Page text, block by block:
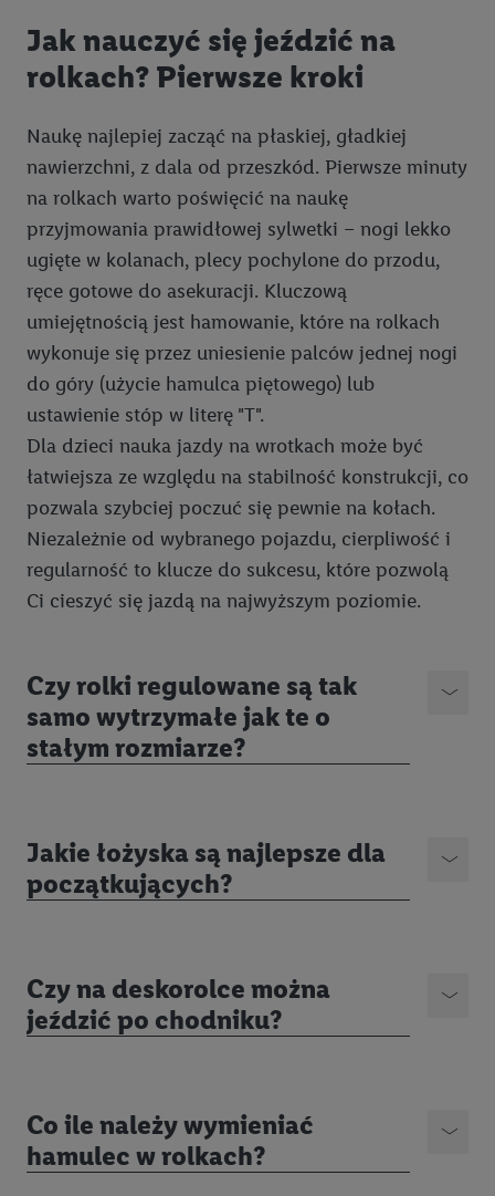
Jak nauczyć się jeździć na
rolkach? Pierwsze kroki
Naukę najlepiej zacząć na płaskiej, gładkiej
nawierzchni, z dala od przeszkód. Pierwsze minuty
na rolkach warto poświęcić na naukę
przyjmowania prawidłowej sylwetki – nogi lekko
ugięte w kolanach, plecy pochylone do przodu,
ręce gotowe do asekuracji. Kluczową
umiejętnością jest hamowanie, które na rolkach
wykonuje się przez uniesienie palców jednej nogi
do góry (użycie hamulca piętowego) lub
ustawienie stóp w literę "T".
Dla dzieci nauka jazdy na wrotkach może być
łatwiejsza ze względu na stabilność konstrukcji, co
pozwala szybciej poczuć się pewnie na kołach.
Niezależnie od wybranego pojazdu, cierpliwość i
regularność to klucze do sukcesu, które pozwolą
Ci cieszyć się jazdą na najwyższym poziomie.
Czy rolki regulowane są tak
samo wytrzymałe jak te o
stałym rozmiarze?
Jakie łożyska są najlepsze dla
początkujących?
Czy na deskorolce można
jeździć po chodniku?
Co ile należy wymieniać
hamulec w rolkach?
telekomunikacji technologii Utiq do marketingu cyfrowego i:
wykorzystywanie dokładnych danych lokalizacyjnych, analiza
grup docelowych na podstawie statystyk lub łączenia danych
skuteczności reklam, wykorzystanie ograniczonych danych do
wyboru reklam, wykorzystanie profili do doboru
spersonalizowanych reklam, tworzenie profili na potrzeby
personalizacji reklam, przechowywanie lub dostęp do
informacji na urządzeniu końcowym.
Użycie dokładnych danych geolokalizacyjnych.
Przechowywanie informacji na urządzeniu lub dostęp do
nich. Rozumienie odbiorców dzięki statystyce lub
kombinacji danych z różnych źródeł. Pomiar
efektywności reklam. Wykorzystanie profili do wyboru
spersonalizowanych reklam. Tworzenie profili w celu
spersonalizowanych reklam. Wykorzystywanie
ograniczonych danych do wyboru reklam. Rozwój i
ulepszanie usług.
Lista partnerów (dostawców)